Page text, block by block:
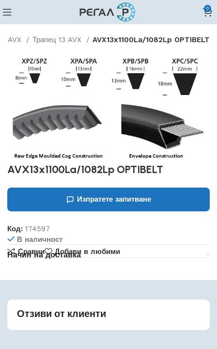
0
AVX Трапец 13 AVX AVX13x1100La/1082Lp OPTIBELT
AVX13x1100La/1082Lp OPTIBELT
Изпратете запитване
Код:174597
В наличност
Сравни
Добави в любими
Начин на доставка
Отзиви от клиенти